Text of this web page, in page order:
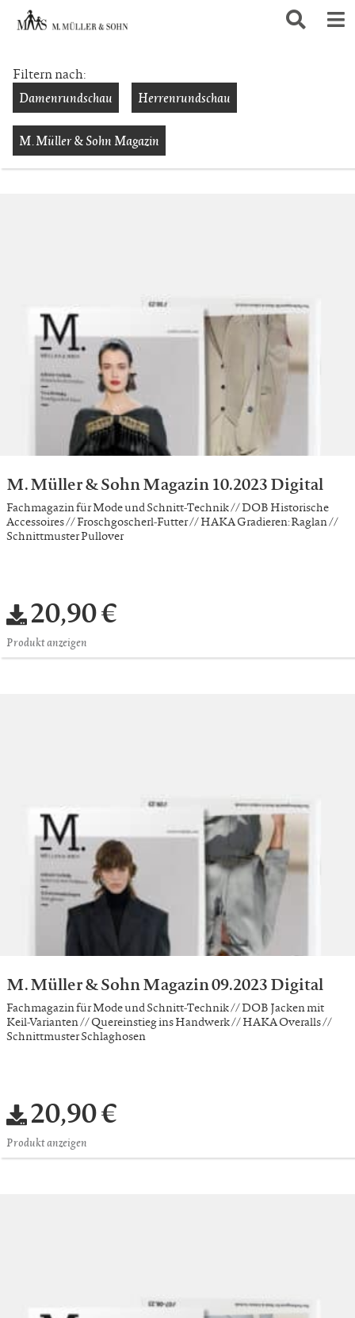
Filtern nach:
Damenrundschau Herrenrundschau
M. Müller & Sohn Magazin
M. Müller & Sohn Magazin 10.2023 Digital
Fachmagazin für Mode und Schnitt-Technik // DOB Historische
Accessoires // Froschgoscherl-Futter // HAKA Gradieren: Raglan //
Schnittmuster Pullover
20,90 €
Produkt anzeigen
M. Müller & Sohn Magazin 09.2023 Digital
Fachmagazin für Mode und Schnitt-Technik // DOB Jacken mit
Keil-Varianten // Quereinstieg ins Handwerk // HAKA Overalls //
Schnittmuster Schlaghosen
20,90 €
Produkt anzeigen